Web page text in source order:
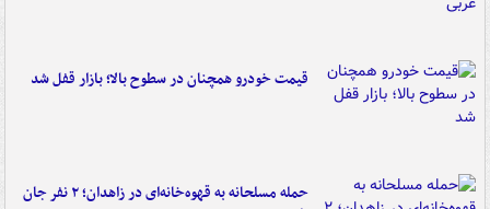
قیمت خودرو همچنان در سطوح بالا؛ بازار قفل شد
حمله مسلحانه به قهوه‌خانه‌ای در زاهدان؛ ۲ نفر جان